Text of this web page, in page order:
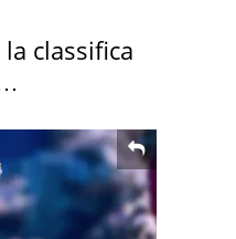
classifica